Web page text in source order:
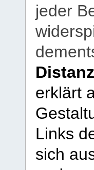
jeder
erklärt
Links
sich